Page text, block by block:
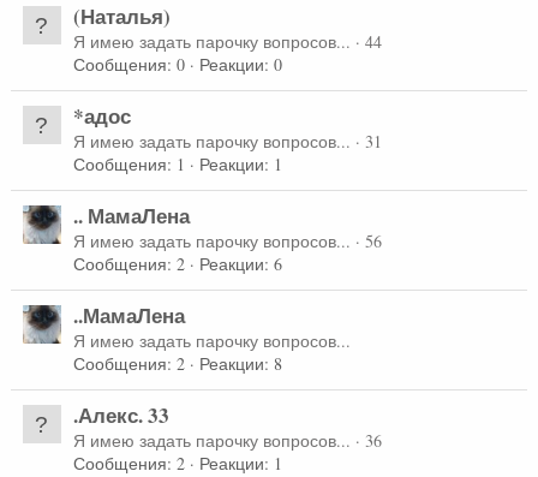
(Наталья)
Я имею задать парочку вопросов... · 44
Сообщения 0 Реакции 0
*адос
Я имею задать парочку вопросов... · 31
Сообщения 1 Реакции 1
.. МамаЛена
Я имею задать парочку вопросов... · 56
Сообщения 2 Реакции 6
..МамаЛена
Я имею задать парочку вопросов...
Сообщения 2 Реакции 8
.Алекс. 33
Я имею задать парочку вопросов... · 36
Сообщения 2 Реакции 1